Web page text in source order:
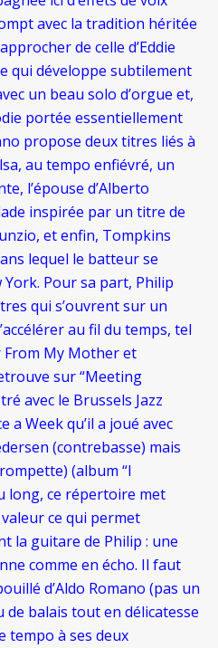
avec la tradition héritée
de celle d’Eddie
qui développe subtilement
un beau solo d’orgue et,
portée essentiellement
propose deux titres liés à
au tempo enfiévré, un
l’épouse d’Alberto
inspirée par un titre de
et enfin, Tompkins
lequel le batteur se
Pour sa part, Philip
qui s’ouvrent sur un
au fil du temps, tel
My Mother et
sur “Meeting
avec le Brussels Jazz
a Week qu’il a joué avec
(contrebasse) mais
(album “I
long, ce répertoire met
ce qui permet
la guitare de Philip : une
comme en écho. Il faut
d’Aldo Romano (pas un
balais tout en délicatesse
tempo à ses deux